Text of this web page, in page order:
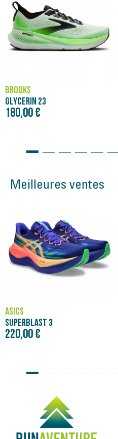
BROOKS
GLYCERIN 23
180,00 €
Meilleures ventes
ASICS
SUPERBLAST 3
220,00 €